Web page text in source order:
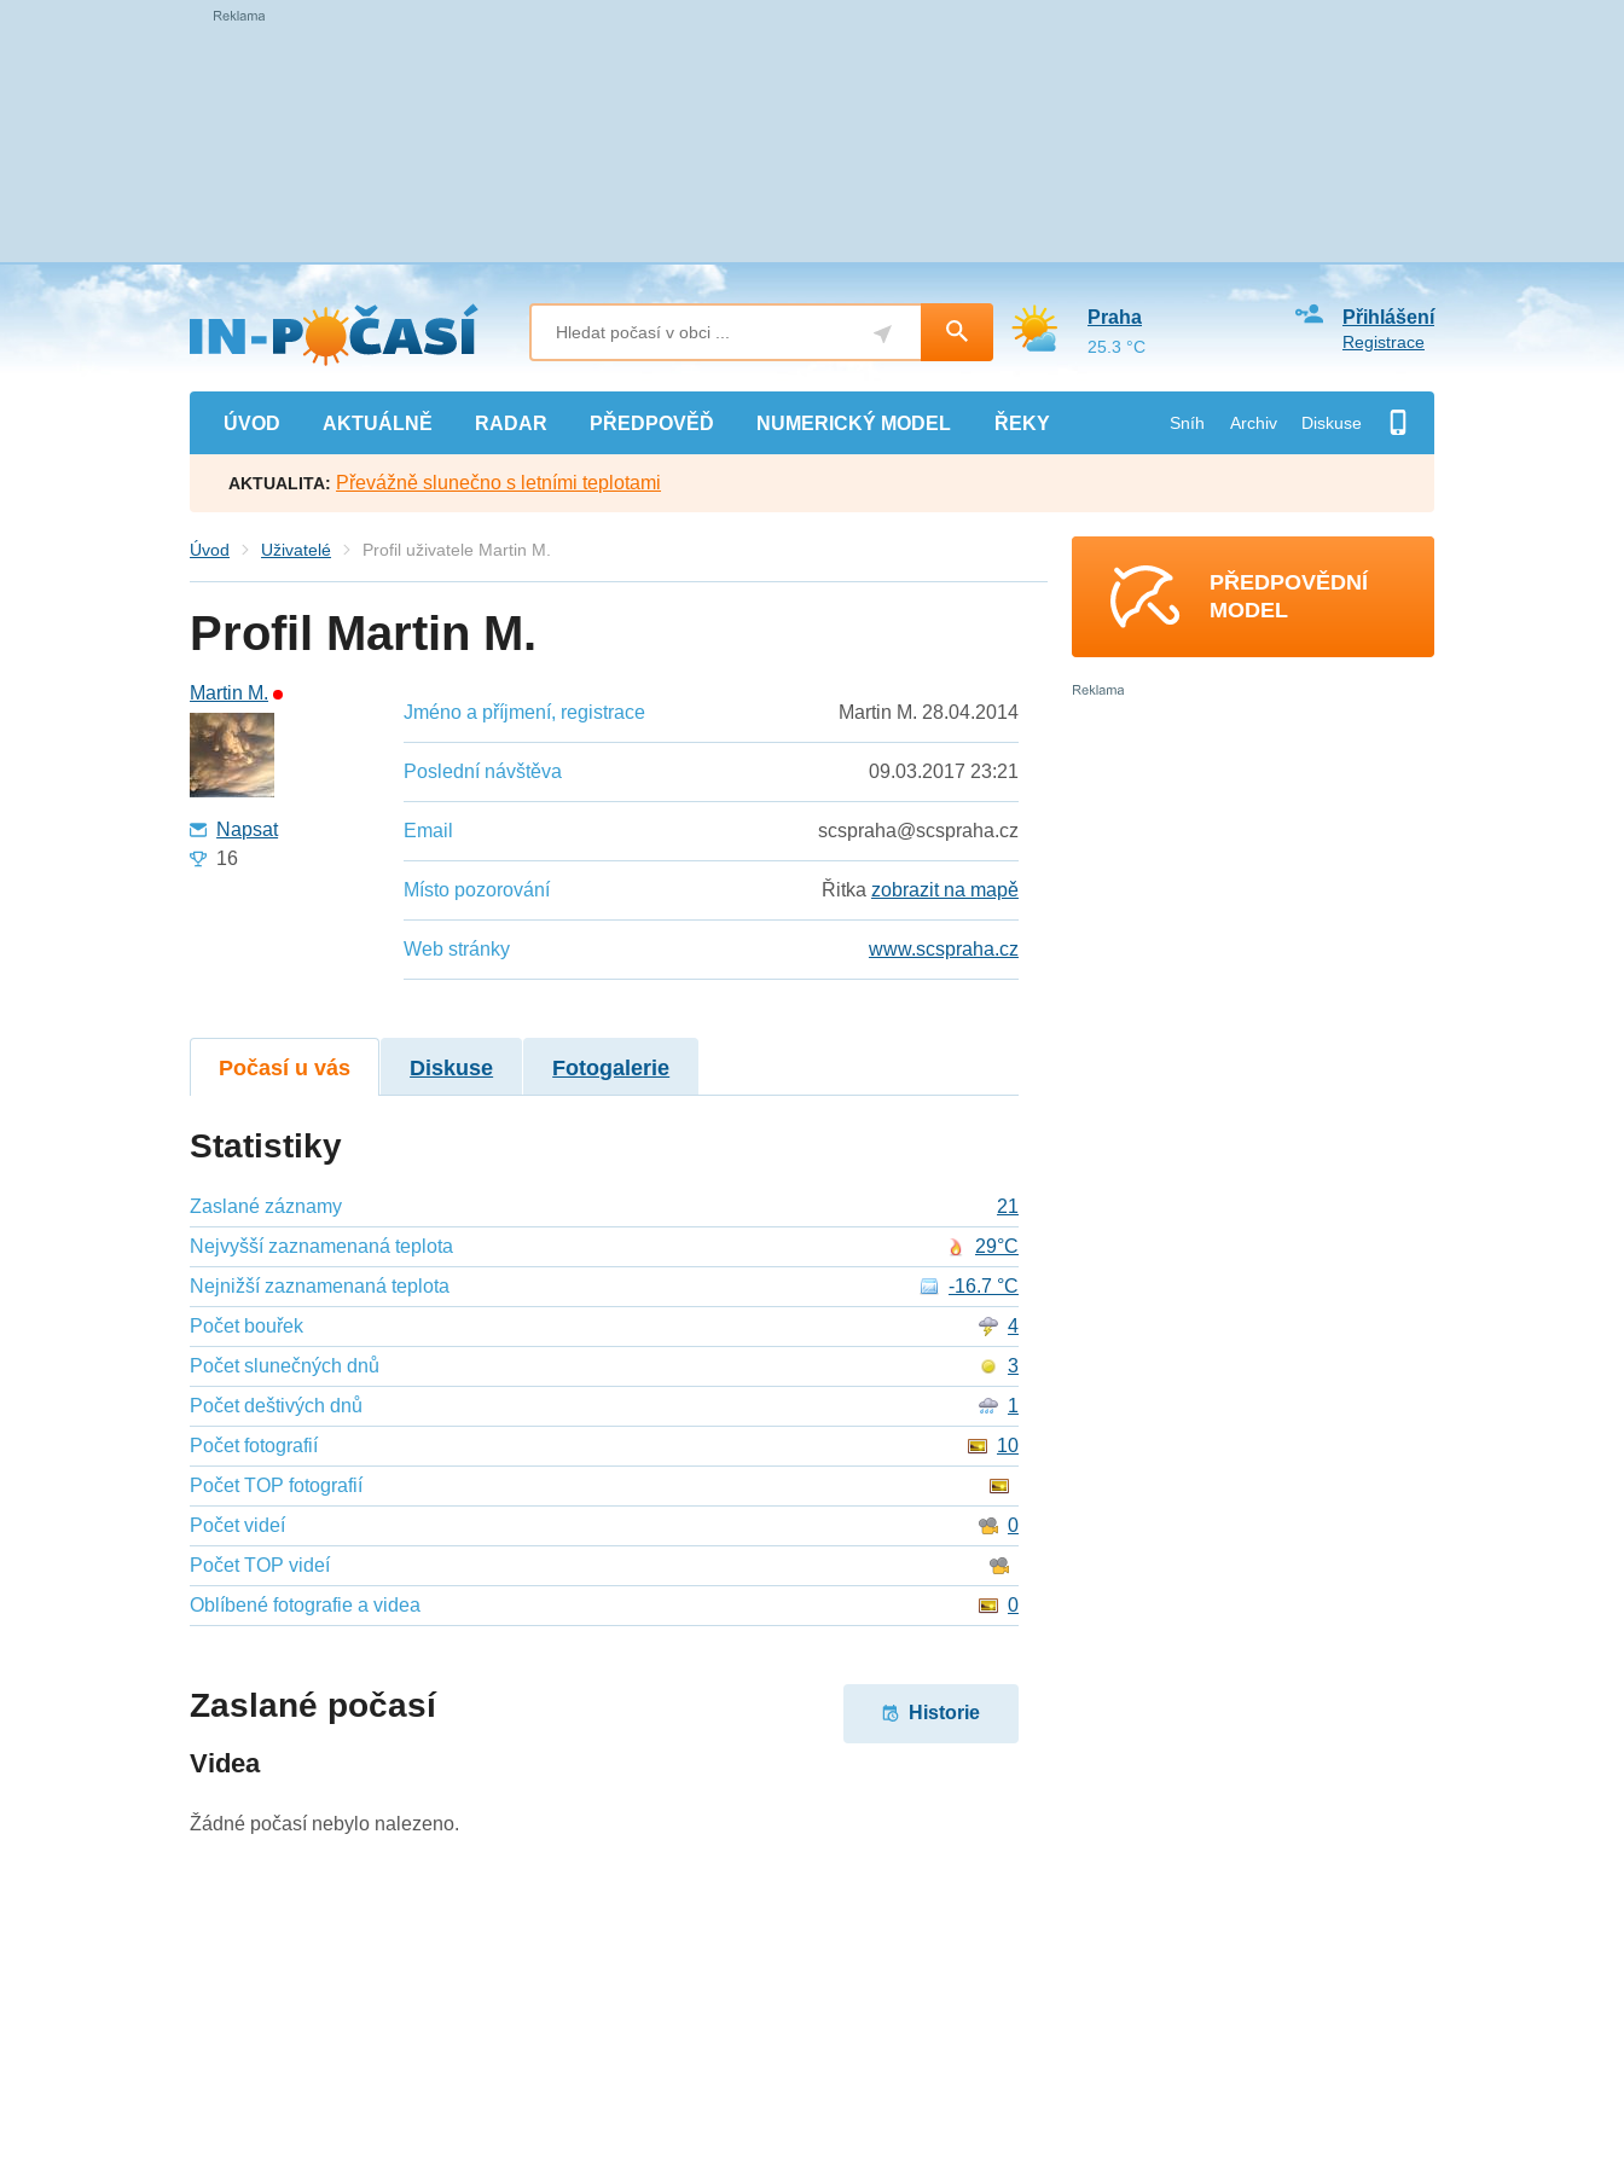
Přejít
na
hlavní
obsah
ÚVOD AKTUÁLNĚ RADAR PŘEDPOVĚĎ NUMERICKÝ MODEL ŘEKY Sníh Archiv Diskuse
Přihlášení
Registrace
Praha
25.3 °C
AKTUALITA: Převážně slunečno s letními teplotami
Úvod Uživatelé Profil uživatele Martin M.
Profil Martin M.
Martin M.
Napsat
16
Jméno a příjmení, registrace Martin M. 28.04.2014
Poslední návštěva 09.03.2017 23:21
Email scspraha@scspraha.cz
Místo pozorování Řitka zobrazit na mapě
Web stránky www.scspraha.cz
Počasí u vás Diskuse Fotogalerie
Statistiky
Zaslané záznamy
21
Nejvyšší zaznamenaná teplota
29°C
Nejnižší zaznamenaná teplota
-16.7 °C
Počet bouřek
4
Počet slunečných dnů
3
Počet deštivých dnů
1
Počet fotografií
10
Počet TOP fotografií
Počet videí
0
Počet TOP videí
Oblíbené fotografie a videa
0
Zaslané počasí
Videa
Historie
Žádné počasí nebylo nalezeno.
PŘEDPOVĚDNÍ
MODEL